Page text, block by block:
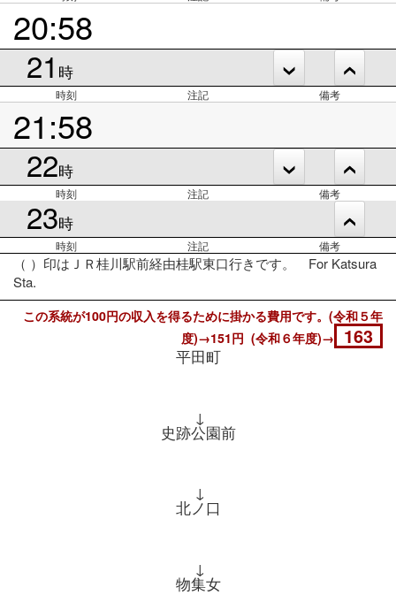
20:58
21 時
時刻 注記 備考
21:58
22時
時刻 注記 備考
23時
時刻 注記 備考
（ ）印はＪＲ桂川駅前経由桂駅東口行きです。 For Katsura
Sta.
この系統が100円の収入を得るために掛かる費用です。(令和５年
度)→151円 (令和６年度)→
163
平田町
↓
史跡公園前
↓
北ノ口
↓
物集女